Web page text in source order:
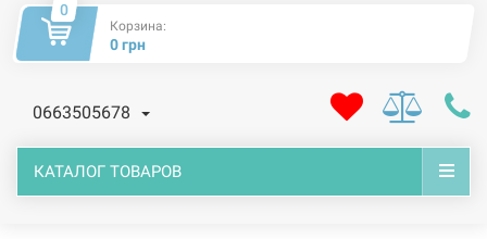
0
Корзина:
0 грн
0663505678
КАТАЛОГ ТОВАРОВ